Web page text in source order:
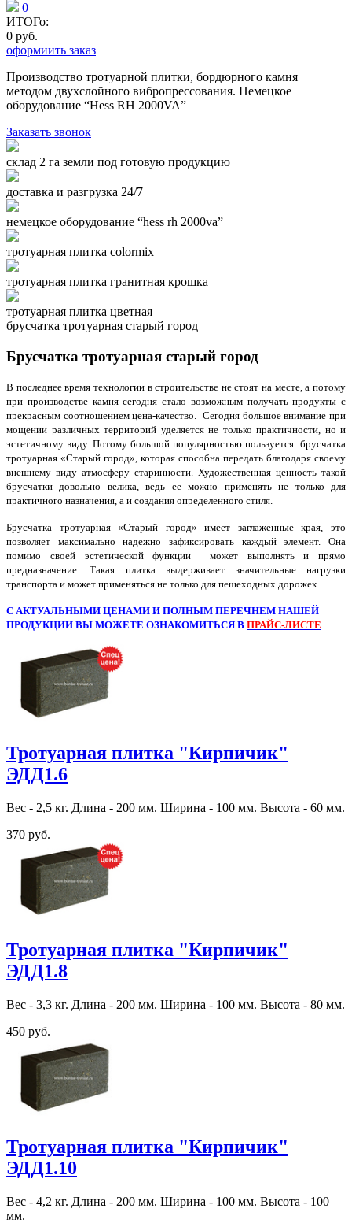
0
ИТОГо:
0 руб.
оформиить заказ
Производство тротуарной плитки, бордюрного камня
методом двухслойного вибропресcования. Немецкое
оборудование “Hess RH 2000VA”
Заказать звонок
склад 2 га земли под готовую продукцию
доставка и разгрузка 24/7
немецкое оборудование “hess rh 2000va”
тротуарная плитка colormix
тротуарная плитка гранитная крошка
тротуарная плитка цветная
брусчатка тротуарная старый город
Брусчатка тротуарная старый город
В последнее время технологии в строительстве не стоят на месте, а потому
при производстве камня сегодня стало возможным получать продукты с
прекрасным соотношением цена-качество. Сегодня большое внимание при
мощении различных территорий уделяется не только практичности, но и
эстетичному виду. Потому большой популярностью пользуется брусчатка
тротуарная «Старый город», которая способна передать благодаря своему
внешнему виду атмосферу старинности. Художественная ценность такой
брусчатки довольно велика, ведь ее можно применять не только для
практичного назначения, а и создания определенного стиля.
Брусчатка тротуарная «Старый город» имеет заглаженные края, это
позволяет максимально надежно зафиксировать каждый элемент. Она
помимо своей эстетической функции может выполнять и прямо
предназначение. Такая плитка выдерживает значительные нагрузки
транспорта и может применяться не только для пешеходных дорожек.
С АКТУАЛЬНЫМИ ЦЕНАМИ И ПОЛНЫМ ПЕРЕЧНЕМ НАШЕЙ
ПРОДУКЦИИ ВЫ МОЖЕТЕ ОЗНАКОМИТЬСЯ В ПРАЙС-ЛИСТЕ
Тротуарная плитка "Кирпичик"
ЭДД1.6
Вес - 2,5 кг. Длина - 200 мм. Ширина - 100 мм. Высота - 60 мм.
370 руб.
Тротуарная плитка "Кирпичик"
ЭДД1.8
Вес - 3,3 кг. Длина - 200 мм. Ширина - 100 мм. Высота - 80 мм.
450 руб.
Тротуарная плитка "Кирпичик"
ЭДД1.10
Вес - 4,2 кг. Длина - 200 мм. Ширина - 100 мм. Высота - 100
мм.